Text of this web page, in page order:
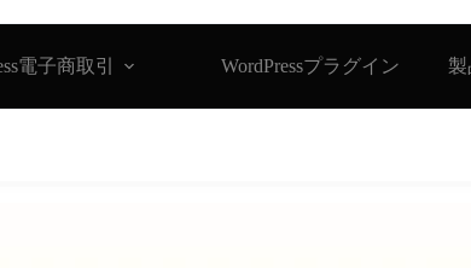
電子商取引 WordPressプラグイン 製